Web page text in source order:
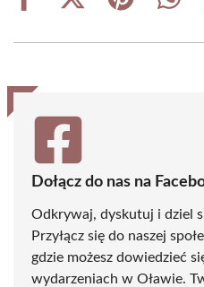
Share
Share
(Twitter)
Share
Share
Dołącz do nas na
Odkrywaj, dyskutuj i dziel
Przyłącz się do naszej
gdzie możesz dowiedzieć
wydarzeniach w Oławie.